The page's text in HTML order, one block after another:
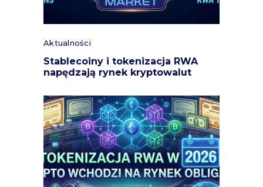
Aktualności
Stablecoiny i tokenizacja RWA
napędzają rynek kryptowalut